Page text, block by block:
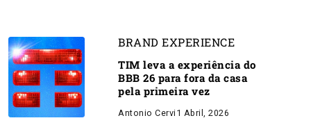
BRAND EXPERIENCE
TIM leva a experiência do
BBB 26 para fora da casa
pela primeira vez
Antonio Cervi 1 Abril, 2026